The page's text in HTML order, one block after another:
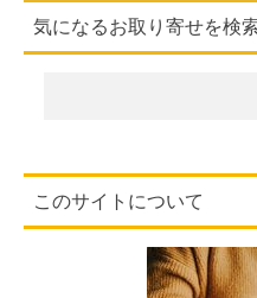
気になるお取り寄せを検
このサイトについて